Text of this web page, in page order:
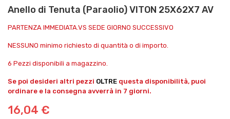
Anello di Tenuta (Paraolio) VITON 25X62X7 AV
PARTENZA IMMEDIATA.VS SEDE GIORNO SUCCESSIVO
NESSUNO minimo richiesto di quantità o di importo.
6 Pezzi disponibili a magazzino.
Se poi desideri altri pezzi OLTRE questa disponibilità, puoi
ordinare e la consegna avverrà in 7 giorni.
16,04 €